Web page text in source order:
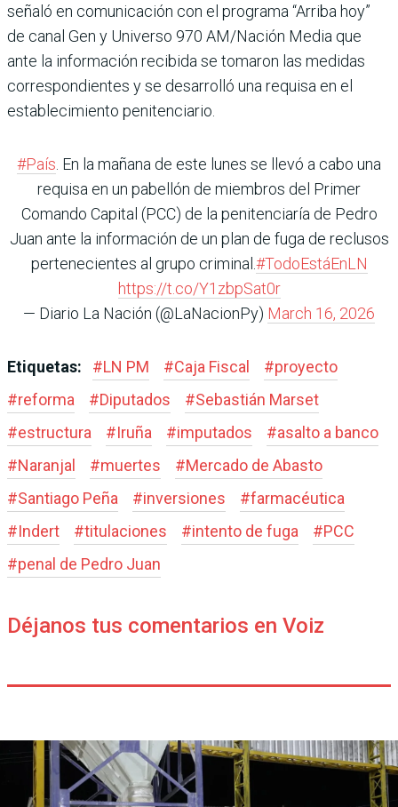
señaló en comunicación con el programa “Arriba hoy”
de canal Gen y Universo 970 AM/Nación Media que
ante la información recibida se tomaron las medidas
correspondientes y se desarrolló una requisa en el
establecimiento penitenciario.
#País . En la mañana de este lunes se llevó a cabo una
requisa en un pabellón de miembros del Primer
Comando Capital (PCC) de la penitenciaría de Pedro
Juan ante la información de un plan de fuga de reclusos
pertenecientes al grupo criminal.#TodoEstáEnLN
https://t.co/Y1zbpSat0r
— Diario La Nación (@LaNacionPy) March 16, 2026
Etiquetas: #LN PM #Caja Fiscal #proyecto
#reforma #Diputados #Sebastián Marset
#estructura #Iruña #imputados #asalto a banco
#Naranjal #muertes #Mercado de Abasto
#Santiago Peña #inversiones #farmacéutica
#Indert #titulaciones #intento de fuga #PCC
#penal de Pedro Juan
Déjanos tus comentarios en Voiz